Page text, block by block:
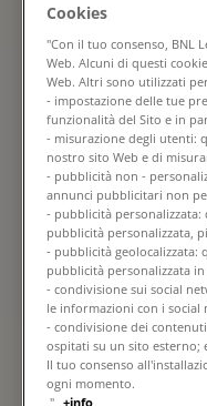
Quando segnalare?
Quando si ha
commessa la
di Organizzazione,
231/01 o del
caso di minaccia o
Come fare una
In caso diTerza
riferimento a
punti 1 e 2 della
una segnalazione”,
utilizzare la
modulo
segnalazione
Cookies
"Con il tuo consenso, BNL
Web. Alcuni di questi
Web. Altri sono utilizzati
- impostazione delle tue
funzionalità del Sito e in
- misurazione degli utenti:
nostro sito Web e di
- pubblicità non -
annunci pubblicitari non
- pubblicità
pubblicità personalizzata,
- pubblicità geolocalizzata:
pubblicità personalizzata
- condivisione sui social
le informazioni con i social
- condivisione dei
ospitati su un sito esterno;
Il tuo consenso
ogni momento.
" +info